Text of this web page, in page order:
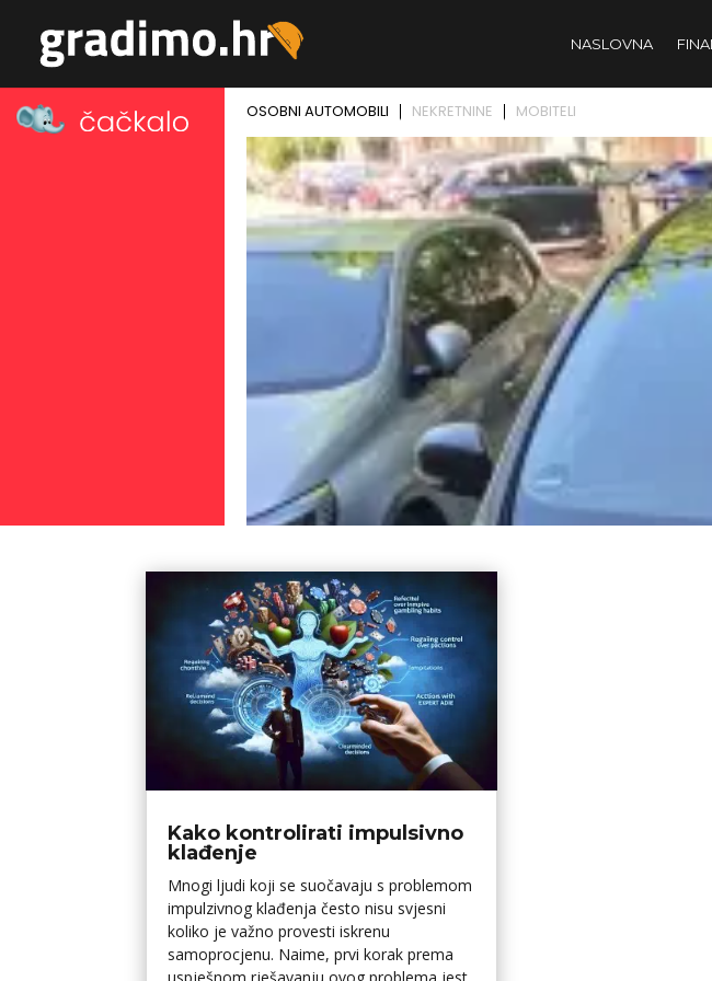
NASLOVNA
Kako kontrolirati impulsivno
klađenje
Mnogi ljudi koji se suočavaju s problemom
impulzivnog klađenja često nisu svjesni
koliko je važno provesti iskrenu
samoprocjenu. Naime, prvi korak prema